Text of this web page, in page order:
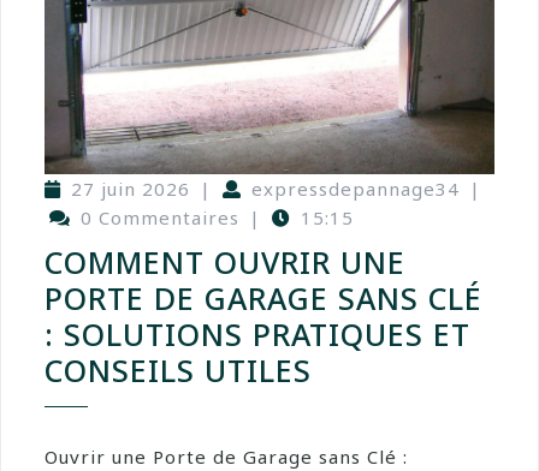
27 juin 2026 | expressdepannage34 |
0 Commentaires
| 15:15
COMMENT OUVRIR UNE
PORTE DE GARAGE SANS CLÉ
: SOLUTIONS PRATIQUES ET
CONSEILS UTILES
Ouvrir une Porte de Garage sans Clé :